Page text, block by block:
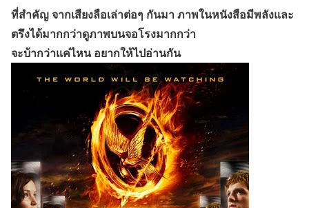
ที่สำคัญ จากเสียงลือเล่าต่อๆ กันมา ภาพในหนังสือมีพลังและ
ตรึงได้มากกว่าดูภาพบนจอโรงมากกว่า
จะบ้ากว่าแค่ไหน อยากให้ไปอ่านกัน